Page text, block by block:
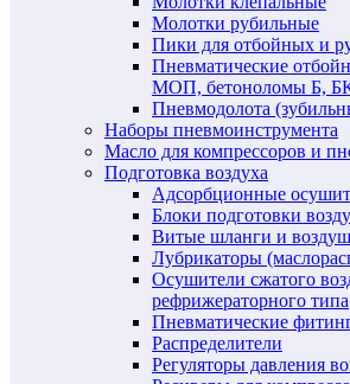
Молотки рубильные
Пики для отбойных и
Пневматические
МОП, бетоноломы Б,
Пневмодолота
Наборы пневмоинструмента
Масло для компрессоров и
Подготовка воздуха
Адсорбционные
Блоки подготовки
Витые шланги и
Лубрикаторы
Осушители сжатого
рефрижераторного типа
Пневматические
Распределители
Регуляторы давления